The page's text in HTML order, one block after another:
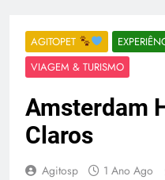
AGITOPET
VIAGEM & TURISMO
Amsterdam
Claros
Agitosp 1 Ano Ago